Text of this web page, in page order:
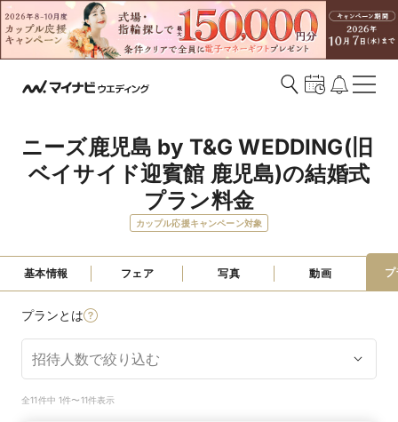
ニーズ鹿児島 by T&G WEDDING(旧
ベイサイド迎賓館 鹿児島)の結婚式
プラン料金
カップル応援キャンペーン対象
基本情報 フェア 写真 動画
プランとは
全11件中 1件〜11件表示